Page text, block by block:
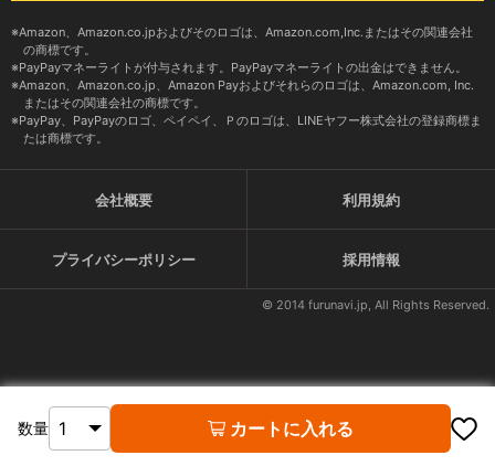
数量 カートに入れる
Amazon、Amazon.co.jpおよびそのロゴは、Amazon.com,Inc.またはその関連会社
の商標です。
PayPayマネーライトが付与されます。PayPayマネーライトの出金はできません。
Amazon、Amazon.co.jp、Amazon Payおよびそれらのロゴは、Amazon.com, Inc.
またはその関連会社の商標です。
PayPay、PayPayのロゴ、ペイペイ、Ｐのロゴは、LINEヤフー株式会社の登録商標ま
たは商標です。
会社概要 利用規約
プライバシーポリシー 採用情報
© 2014 furunavi.jp, All Rights Reserved.